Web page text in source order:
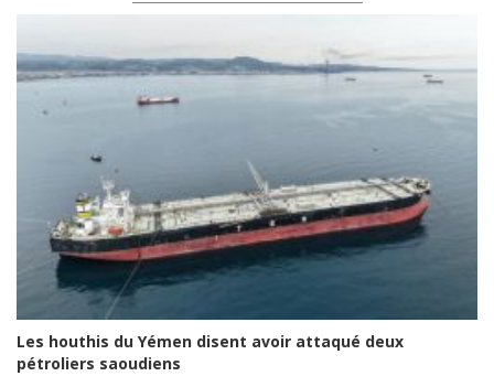
Les houthis du Yémen disent avoir attaqué deux
pétroliers saoudiens